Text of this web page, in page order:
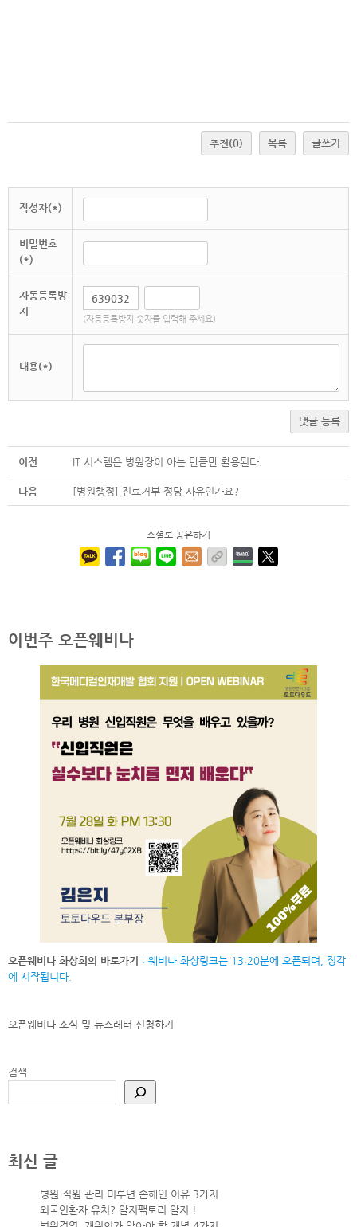
추천(0) 목록 글쓰기
작성자(*)
비밀번호
(*)
자동등록방
지
(자동등록방지 숫자를 입력해 주세요)
내용(*)
댓글 등록
이전 IT 시스템은 병원장이 아는 만큼만 활용된다.
다음 [병원행정] 진료거부 정당 사유인가요?
소셜로 공유하기
이번주 오픈웨비나
오픈웨비나 화상회의 바로가기 : 웨비나 화상링크는 13:20분에 오픈되며, 정각
에 시작됩니다.
오픈웨비나 소식 및 뉴스레터 신청하기
검색
최신 글
병원 직원 관리 미루면 손해인 이유 3가지
외국인환자 유치? 알지팩토리 알지 !